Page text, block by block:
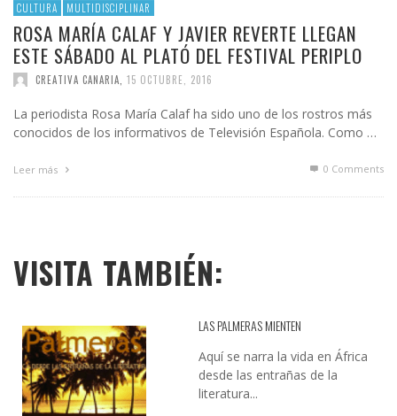
CULTURA MULTIDISCIPLINAR
ROSA MARÍA CALAF Y JAVIER REVERTE LLEGAN
ESTE SÁBADO AL PLATÓ DEL FESTIVAL PERIPLO
CREATIVA CANARIA 15 OCTUBRE, 2016
La periodista Rosa María Calaf ha sido uno de los rostros más
conocidos de los informativos de Televisión Española. Como …
Leer más 0 Comments
VISITA TAMBIÉN:
LAS PALMERAS MIENTEN
Aquí se narra la vida en África
desde las entrañas de la
literatura...